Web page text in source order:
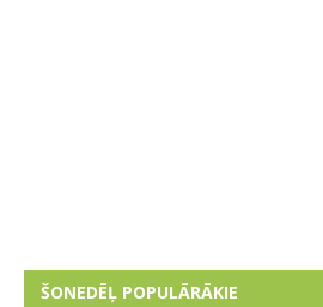
ŠONEDĒĻ POPULĀRĀKIE